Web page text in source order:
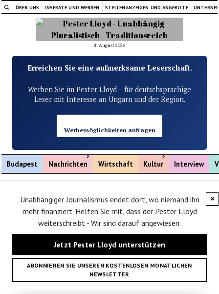
ÜBER UNS INSERATE UND WERBEN STELLENANZEIGEN UND ANGEBOTE
8. August 2026
Erreichen Sie eine aufmerksame Leserschaft.
Werben Sie im Pester Lloyd – für deutschsprachige
Leser mit Interesse an Ungarn und der Region.
Werbemöglichkeiten anfragen
Budapest Nachrichten
Menü öffnen
Wirtschaft Kultur
Menü öffnen
Interview
×
Unabhängiger Journalismus endet dort, wo niemand ihn
mehr finanziert. Helfen Sie mit, dass der Pester Lloyd
weiterschreibt - Wir sind darauf angewiesen.
Jetzt Pester Lloyd unterstützen
ABONNIEREN SIE UNSEREN KOSTENLOSEN MONATLICHEN
NEWSLETTER